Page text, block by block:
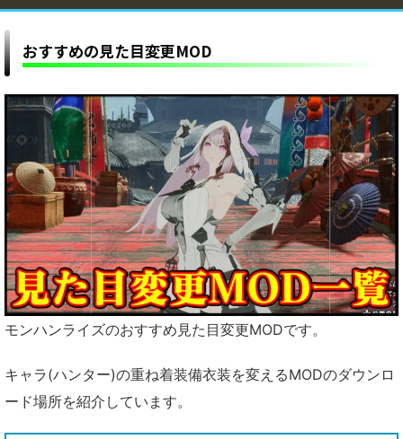
おすすめの見た目変更MOD
モンハンライズのおすすめ見た目変更MODです。
キャラ(ハンター)の重ね着装備衣装を変えるMODのダウンロ
ード場所を紹介しています。